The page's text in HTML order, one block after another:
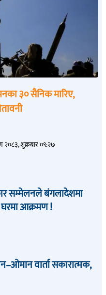
३० सैनिक मारिए,
२०८३, शुक्रबार ०९:२७
सम्मेलनले बंगलादेशमा
घरमा आक्रमण !
वार्ता सकारात्मक,